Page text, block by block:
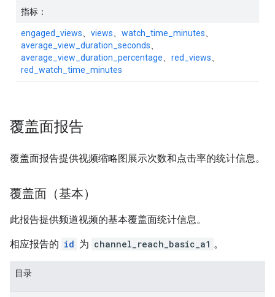
指标：
engaged_views views watch_time_minutes
average_view_duration_seconds
average_view_duration_percentage
red_views
red_watch_time_minutes
覆盖面报告
覆盖面报告提供视频缩略图展示次数和点击率的统计信息。
覆盖面（基本）
此报告提供频道视频的基本覆盖面统计信息。
相应报告的 id 为 channel_reach_basic_a1 。
目录